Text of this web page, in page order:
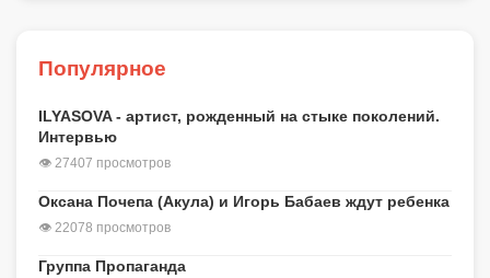
Популярное
ILYASOVA - артист, рожденный на стыке поколений.
Интервью
👁 27407 просмотров
Оксана Почепа (Акула) и Игорь Бабаев ждут ребенка
👁 22078 просмотров
Группа Пропаганда